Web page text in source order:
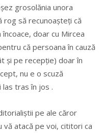
grosolănia unora
rog să recunoașteți că
doar cu Mircea
că persoana în cauză
și pe recepție) doar în
nu e o scuză
las tras în jos .
pe ale căror
vă atacă pe voi, cititori ca